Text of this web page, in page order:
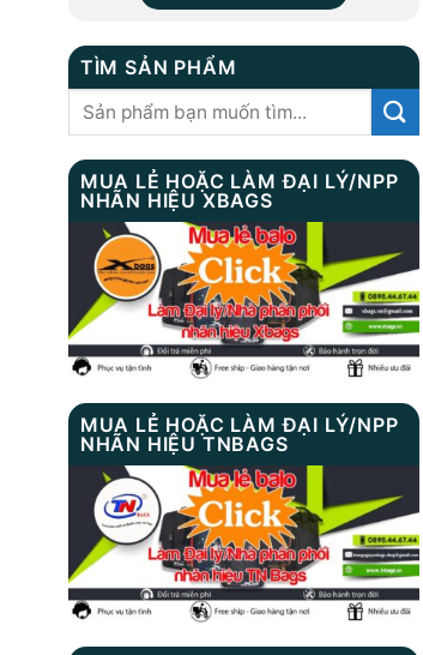
TÌM SẢN PHẨM
Tìm
MUA LẺ HOẶC LÀM ĐẠI LÝ/NPP
NHÃN HIỆU XBAGS
MUA LẺ HOẶC LÀM ĐẠI LÝ/NPP
NHÃN HIỆU TNBAGS